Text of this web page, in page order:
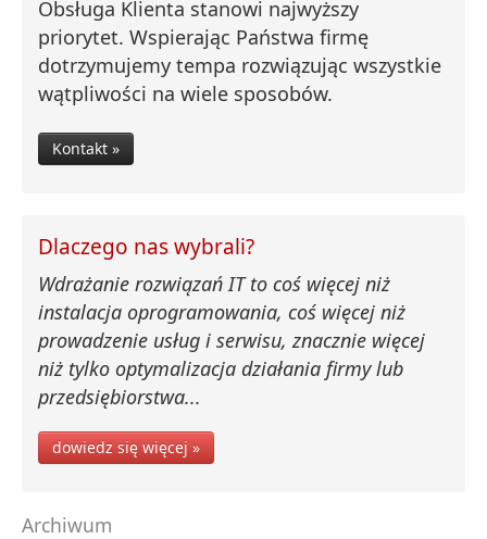
Obsługa Klienta stanowi najwyższy
priorytet. Wspierając Państwa firmę
dotrzymujemy tempa rozwiązując wszystkie
wątpliwości na wiele sposobów.
Kontakt »
Dlaczego nas wybrali?
Wdrażanie rozwiązań IT to coś więcej niż
instalacja oprogramowania, coś więcej niż
prowadzenie usług i serwisu, znacznie więcej
niż tylko optymalizacja działania firmy lub
przedsiębiorstwa...
dowiedz się więcej »
Archiwum